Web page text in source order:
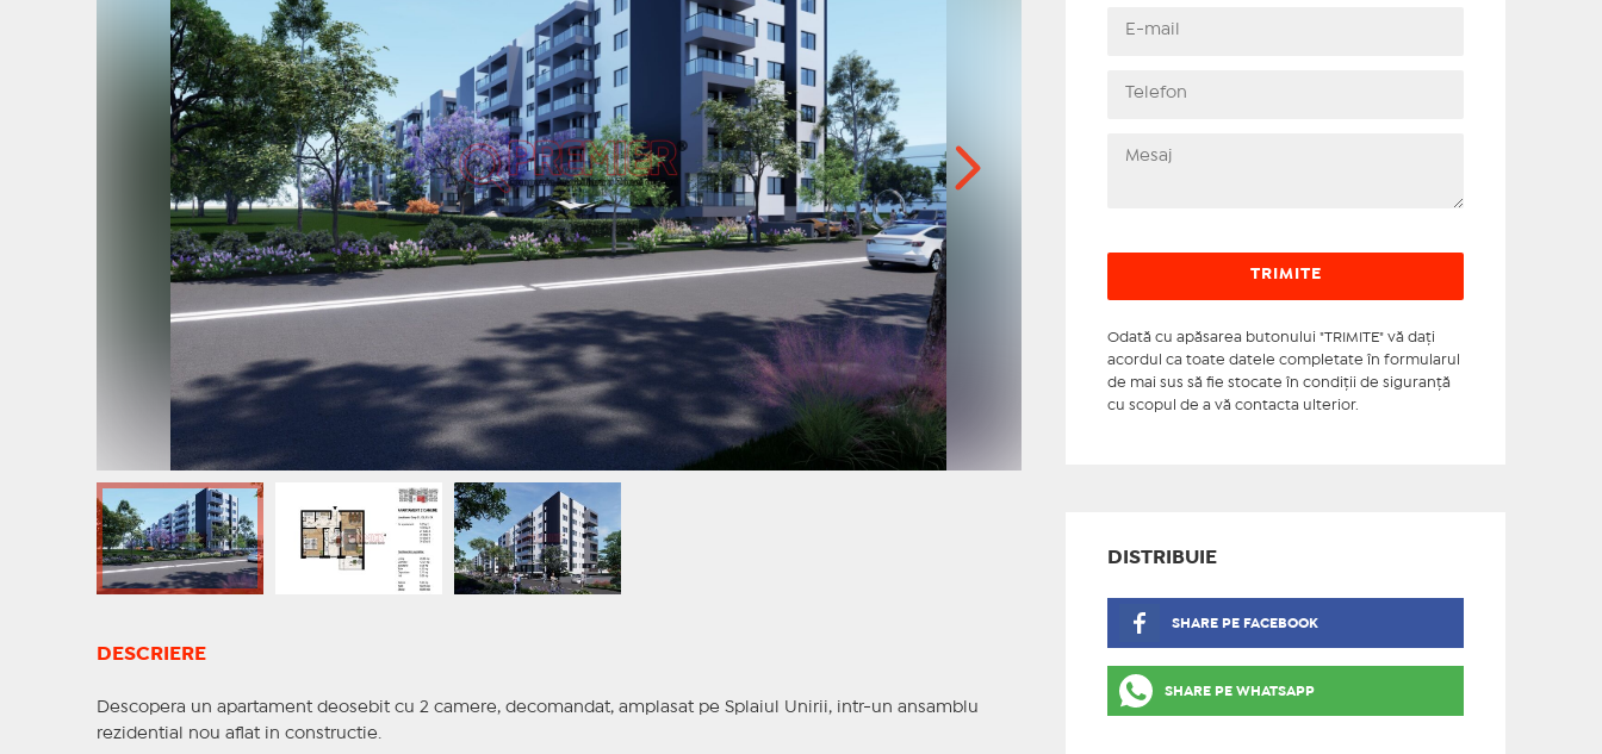
DESCRIERE
Descopera un apartament deosebit cu 2 camere, decomandat, amplasat pe Splaiul Unirii, intr-un ansamblu
rezidential nou aflat in constructie.
Odată cu apăsarea butonului "TRIMITE" vă daţi
acordul ca toate datele completate în formularul
de mai sus să fie stocate în condiţii de siguranţă
cu scopul de a vă contacta ulterior.
DISTRIBUIE
SHARE PE FACEBOOK
SHARE PE WHATSAPP